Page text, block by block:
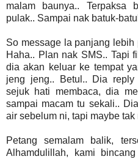
malam baunya.. Terpaksa
pulak.. Sampai nak batuk-
So message la panjang lebih
Haha.. Plan nak SMS.. Tapi
dia akan keluar ke tempat
jeng jeng.. Betul.. Dia
sejuk hati membaca, dia
sampai macam tu sekali..
air sebelum ni, tapi maybe tak
Petang semalam balik,
Alhamdulillah, kami